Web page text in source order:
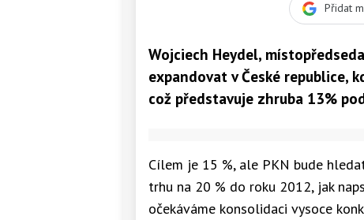
Přidat
Wojciech Heydel,
expandovat v České republice,
což představuje zhruba 13%
Cílem je 15 %, ale PKN bude
trhu na 20 % do roku 2012, jak
očekáváme konsolidaci vysoce